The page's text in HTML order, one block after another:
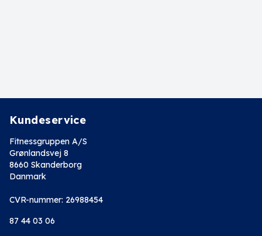
Kundeservice
Fitnessgruppen A/S
Grønlandsvej 8
8660 Skanderborg
Danmark
CVR-nummer: 26988454
87 44 03 06